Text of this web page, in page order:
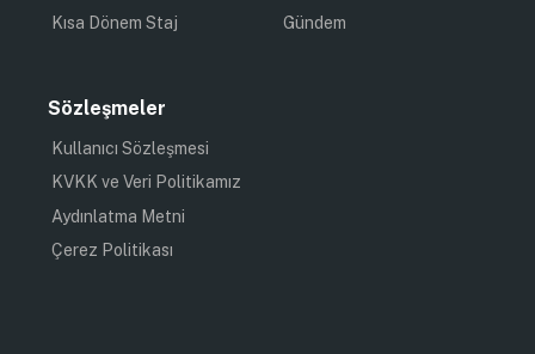
Kısa Dönem Staj
Gündem
Sözleşmeler
Kullanıcı Sözleşmesi
KVKK ve Veri Politikamız
Aydınlatma Metni
Çerez Politikası